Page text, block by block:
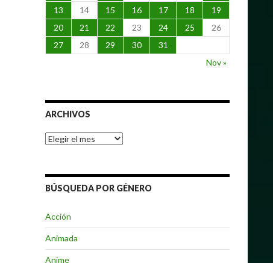
13
14 15 16 17 18
19
20
21 22 23 24 25
26
27
28 29 30
31
Nov »
ARCHIVOS
Archivos
BÚSQUEDA POR GÉNERO
Acción
Animada
Anime